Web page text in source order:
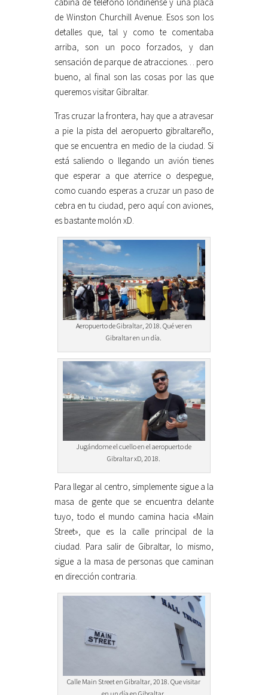
de Winston Churchill Avenue. Esos son los
detalles que, tal y como te comentaba
arriba, son un poco forzados, y dan
sensación de parque de atracciones… pero
bueno, al final son las cosas por las que
queremos visitar Gibraltar.
Tras cruzar la frontera, hay que a atravesar
a pie la pista del aeropuerto gibraltareño,
que se encuentra en medio de la ciudad. Si
está saliendo o llegando un avión tienes
que esperar a que aterrice o despegue,
como cuando esperas a cruzar un paso de
cebra en tu ciudad, pero aquí con aviones,
es bastante molón xD.
Aeropuerto de Gibraltar, 2018. Qué ver en
Gibraltar en un día.
Jugándome el cuello en el aeropuerto de
Gibraltar xD, 2018.
Para llegar al centro, simplemente sigue a la
masa de gente que se encuentra delante
tuyo, todo el mundo camina hacia «Main
Street», que es la calle principal de la
ciudad. Para salir de Gibraltar, lo mismo,
sigue a la masa de personas que caminan
en dirección contraria.
Calle Main Street en Gibraltar, 2018. Que visitar